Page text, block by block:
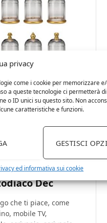
privacy
come i cookie per memorizzare
a queste tecnologie ci permetterà di
o ID unici su questo sito. Non
caratteristiche e funzioni.
GESTISCI
ed informativa sui cookie
Set di
in ottone
dell’animale
tra cui
e spar,
Dec
che ti piace, come
mobile TV,